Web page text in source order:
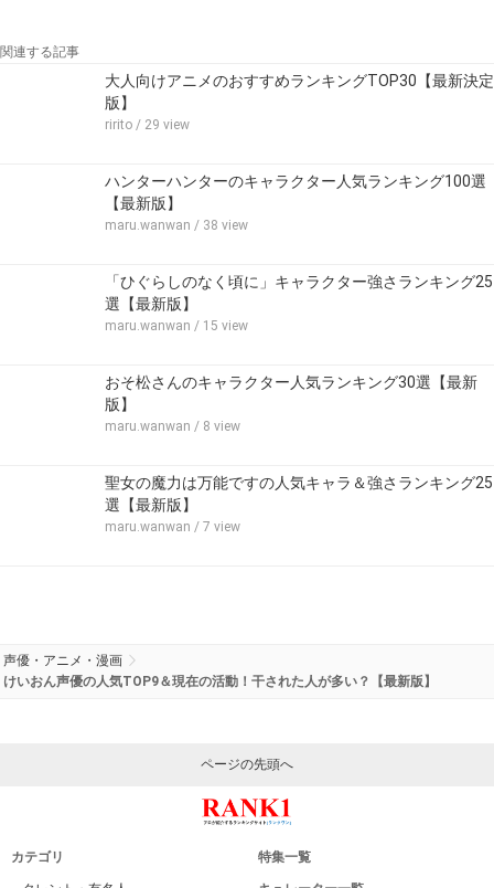
関連する記事
大人向けアニメのおすすめランキングTOP30【最新決定
版】
ririto / 29 view
ハンターハンターのキャラクター人気ランキング100選
【最新版】
maru.wanwan / 38 view
「ひぐらしのなく頃に」キャラクター強さランキング25
選【最新版】
maru.wanwan / 15 view
おそ松さんのキャラクター人気ランキング30選【最新
版】
maru.wanwan / 8 view
聖女の魔力は万能ですの人気キャラ＆強さランキング25
選【最新版】
maru.wanwan / 7 view
声優・アニメ・漫画
けいおん声優の人気TOP9＆現在の活動！干された人が多い？【最新版】
ページの先頭へ
カテゴリ 特集一覧